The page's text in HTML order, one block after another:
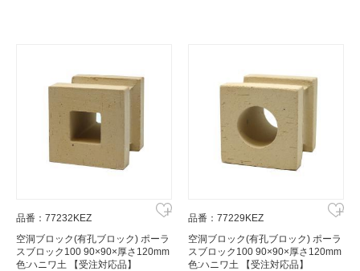
品番：77232KEZ
空洞ブロック(有孔ブロック) ポーラ
スブロック100 90×90×厚さ120mm
色:ハニワ土 【受注対応品】
品番：77229KEZ
空洞ブロック(有孔ブロック) ポーラ
スブロック100 90×90×厚さ120mm
色:ハニワ土 【受注対応品】